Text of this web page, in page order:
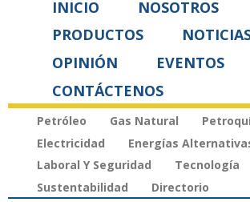
INICIO NOSOTROS
PRODUCTOS
OPINIÓN
EVENTOS
CONTÁCTENOS
Petróleo Gas Natural
Electricidad
Energías
Laboral Y Seguridad
Tecnología
Sustentabilidad
Directorio